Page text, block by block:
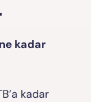
kadar
kadar